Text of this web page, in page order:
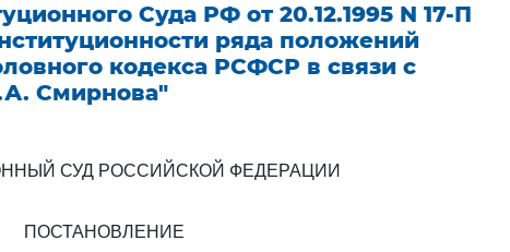
Суда РФ от 20.12.1995 N 17-П
ряда положений
кодекса РСФСР в связи с
Смирнова"
СУД РОССИЙСКОЙ ФЕДЕРАЦИИ
ПОСТАНОВЛЕНИЕ